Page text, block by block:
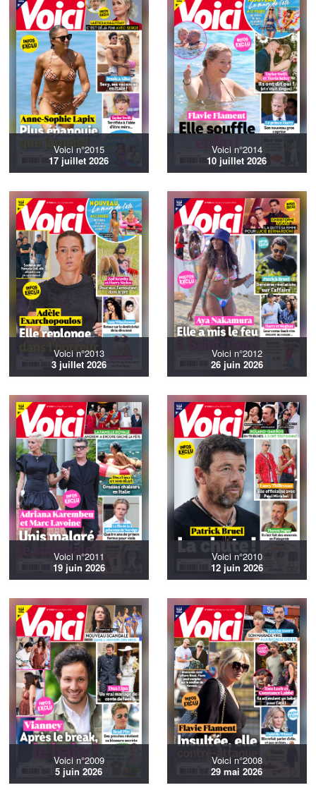
Voici n°2015
17 juillet 2026
Voici n°2014
10 juillet 2026
Voici n°2013
3 juillet 2026
Voici n°2012
26 juin 2026
Voici n°2011
19 juin 2026
Voici n°2010
12 juin 2026
Voici n°2009
5 juin 2026
Voici n°2008
29 mai 2026